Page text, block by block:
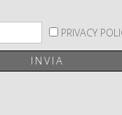
PRIVACY
INVIA